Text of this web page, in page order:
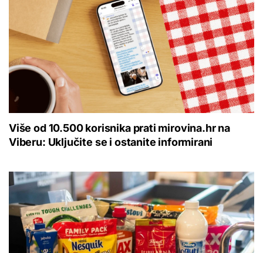
Više od 10.500 korisnika prati mirovina.hr na
Viberu: Uključite se i ostanite informirani